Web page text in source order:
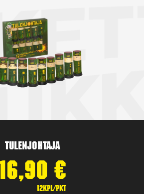
Tulenjohtaja
16,90 €
12kpl/pkt